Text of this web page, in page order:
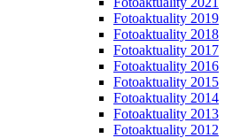
Fotoaktuality 2019
Fotoaktuality 2018
Fotoaktuality 2017
Fotoaktuality 2016
Fotoaktuality 2015
Fotoaktuality 2014
Fotoaktuality 2013
Fotoaktuality 2012